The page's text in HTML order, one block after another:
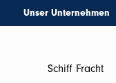
Unser Unternehmen
Schiff Fracht